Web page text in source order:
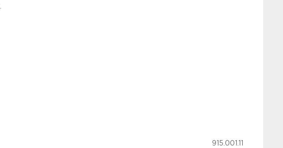
915.001.11